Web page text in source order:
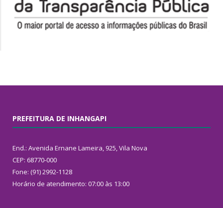
PREFEITURA DE INHANGAPI
End.: Avenida Ernane Lameira, 925, Vila Nova
CEP: 68770-000
Fone: (91) 2992-1128
Horário de atendimento: 07:00 às 13:00